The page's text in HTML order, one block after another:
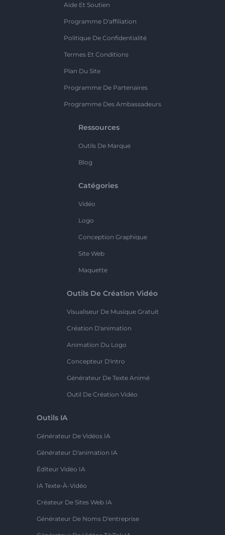
Aide Et Soutien
Programme D'affiliation
Politique De Confidentialité
Termes Et Conditions
Plan Du Site
Programme De Partenaires
Programme Des Ambassadeurs
Ressources
Outils De Marque
Blog
Catégories
Vidéo
Logo
Conception Graphique
Site Web
Maquette
Outils De Création Vidéo
Visualiseur De Musique Gratuit
Création D'animation
Animation Du Logo
Concepteur D'intro
Générateur De Texte Animé
Outil De Création Vidéo
Outils IA
Générateur De Vidéos IA
Générateur D'animation IA
Éditeur Vidéo IA
IA Texte-À-Vidéo
Créateur De Sites Web IA
Générateur De Noms D'entreprise